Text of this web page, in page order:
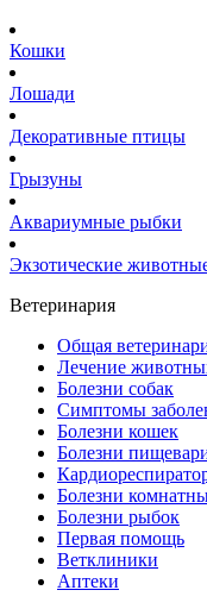
Кошки
Лошади
Декоративные птицы
Грызуны
Аквариумные рыбки
Экзотические
Ветеринария
Общая
Лечение
Болезни собак
Симптомы
Болезни кошек
Болезни
Болезни
Болезни рыбок
Первая помощь
Ветклиники
Аптеки